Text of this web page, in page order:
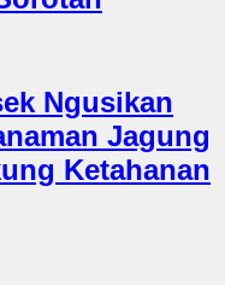
Ngusikan
Jagung
Ketahanan